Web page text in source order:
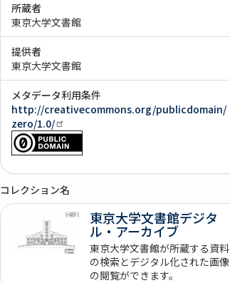
所蔵者
東京大学文書館
提供者
東京大学文書館
メタデータ利用条件
http://creativecommons.org/publicdomain/
zero/1.0/
コレクション名
東京大学文書館デジタ
ル・アーカイブ
東京大学文書館が所蔵する資料
の検索とデジタル化された画像
の閲覧ができます。